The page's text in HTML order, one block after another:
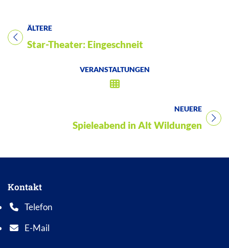
ÄLTERE
Titel für Veranstaltung
Star-Theater: Eingeschneit
VERANSTALTUNGEN
NEUERE
Titel für Veranstaltung
Spieleabend in Alt Wildungen
Kontakt
Telefon
Telefonnummer: 0 5 6 2 1 7 0 1 0
E-Mail
E-Mail Adresse: info@bad-wildungen.de